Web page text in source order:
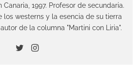
Canaria, 1997. Profesor de secundaria.
los westerns y la esencia de su tierra
de la columna "Martini con Liria".